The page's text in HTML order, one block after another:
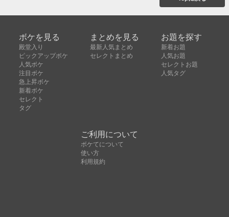
ボケを見る
殿堂入り
ピックアップボケ
人気ボケ
注目ボケ
急上昇ボケ
新着ボケ
セレクト
タグ
まとめを見る
最新人気まとめ
セレクトまとめ
お題を探す
新着お題
人気お題
セレクトお題
人気タグ
ご利用について
ボケてについて
使い方
利用規約